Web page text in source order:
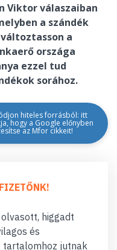
Viktor válaszaiban
a szándék
a
országa
ezzel tud
sorához.
hiteles forrásból: itt
hogy a Google előnyben
az Mfor cikkeit!
higgadt
és
tartalomhoz jutnak